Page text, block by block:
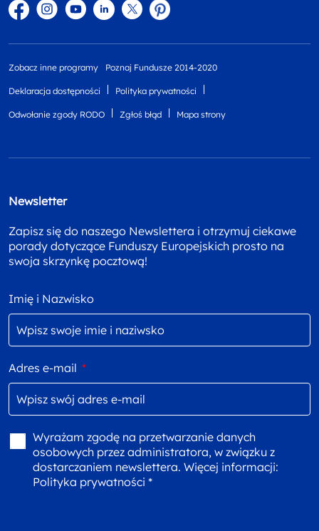
FacebookInstagram
YouTubeLinkedintwitterPinterest
Zobacz inne programy Poznaj Fundusze 2014-2020
Deklaracja dostępności Polityka prywatności
Odwołanie zgody RODO Zgłoś błąd Mapa strony
Newsletter
Zapisz się do naszego Newslettera i otrzymuj ciekawe
porady dotyczące Funduszy Europejskich prosto na
swoja skrzynkę pocztową!
Imię i Nazwisko
Adres e-mail *
Wyrażam zgodę na przetwarzanie danych
osobowych przez administratora, w związku z
dostarczaniem newslettera. Więcej informacji:
Polityka prywatności *